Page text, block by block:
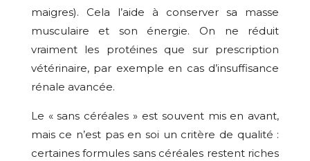
maigres). Cela l’aide à conserver sa masse
musculaire et son énergie. On ne réduit
vraiment les protéines que sur prescription
vétérinaire, par exemple en cas d’insuffisance
rénale avancée.
Le « sans céréales » est souvent mis en avant,
mais ce n’est pas en soi un critère de qualité :
certaines formules sans céréales restent riches